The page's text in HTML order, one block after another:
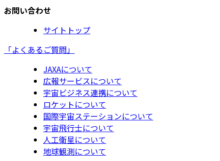
お問い合わせ
サイトトップ
「よくあるご質問」
JAXAについて
広報サービスについて
宇宙ビジネス連携について
ロケットについて
国際宇宙ステーションについて
宇宙飛行士について
人工衛星について
地球観測について